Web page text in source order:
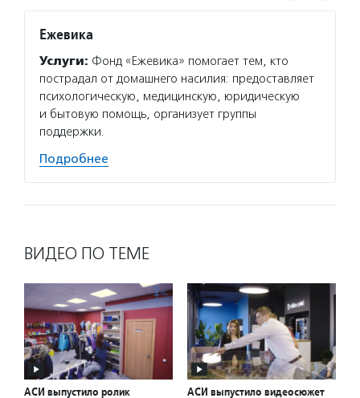
Ежевика
Услуги: Фонд «Ежевика» помогает тем, кто
пострадал от домашнего насилия: предоставляет
психологическую, медицинскую, юридическую
и бытовую помощь, организует группы
поддержки.
Подробнее
ВИДЕО ПО ТЕМЕ
АСИ выпустило ролик АСИ выпустило видеосюжет